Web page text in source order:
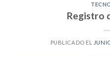
Registro
PUBLICADO EL